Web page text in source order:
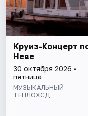
Круиз-Концерт
Неве
30 октября 2026 •
пятница
МУЗЫКАЛЬНЫЙ
ТЕПЛОХОД